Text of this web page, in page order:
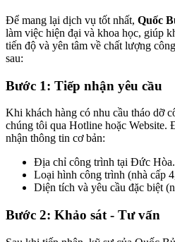
Để mang lại dịch vụ tốt nhất, Quốc
làm việc hiện đại và khoa học, giúp
tiến độ và yên tâm về chất lượng
sau:
Bước 1: Tiếp nhận yêu cầu
Khi khách hàng có nhu cầu tháo dỡ
chúng tôi qua Hotline hoặc Website.
nhận thông tin cơ bản:
Địa chỉ công trình tại Đức Hòa.
Loại hình công trình (nhà cấp
Diện tích và yêu cầu đặc biệt
Bước 2: Khảo sát - Tư vấn